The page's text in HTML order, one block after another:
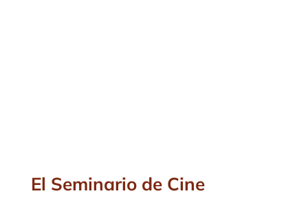
El Seminario de Cine